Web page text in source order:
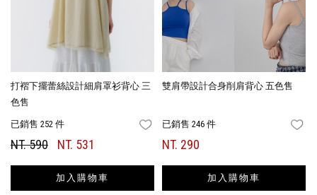
打褶下擺蕾絲設計細肩罩衫背心 三
色售
已銷售 252 件 FAVORITES
NT. 590 NT. 531
加入購物車
雙肩帶設計合身削肩背心 五色售
已銷售 246 件
NT. 290
加入購物車